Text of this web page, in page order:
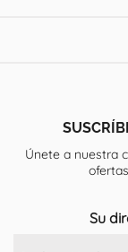
Únete a nuestra
Su